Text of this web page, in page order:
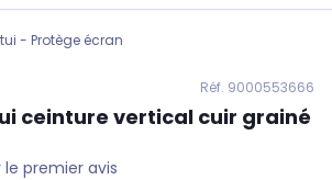
- Protège écran
Réf. 9000553666
ceinture vertical cuir grainé
le premier avis